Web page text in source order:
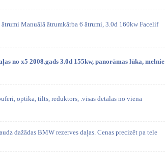
Manuālā ātrumkārba 6 ātrumi, 3.0d 160kw Facelif
no x5 2008.gads 3.0d 155kw, panorāmas lūka, melnie
optika, tilts, reduktors, .visas detalas no viena
dažādas BMW rezerves daļas. Cenas precizēt pa tele